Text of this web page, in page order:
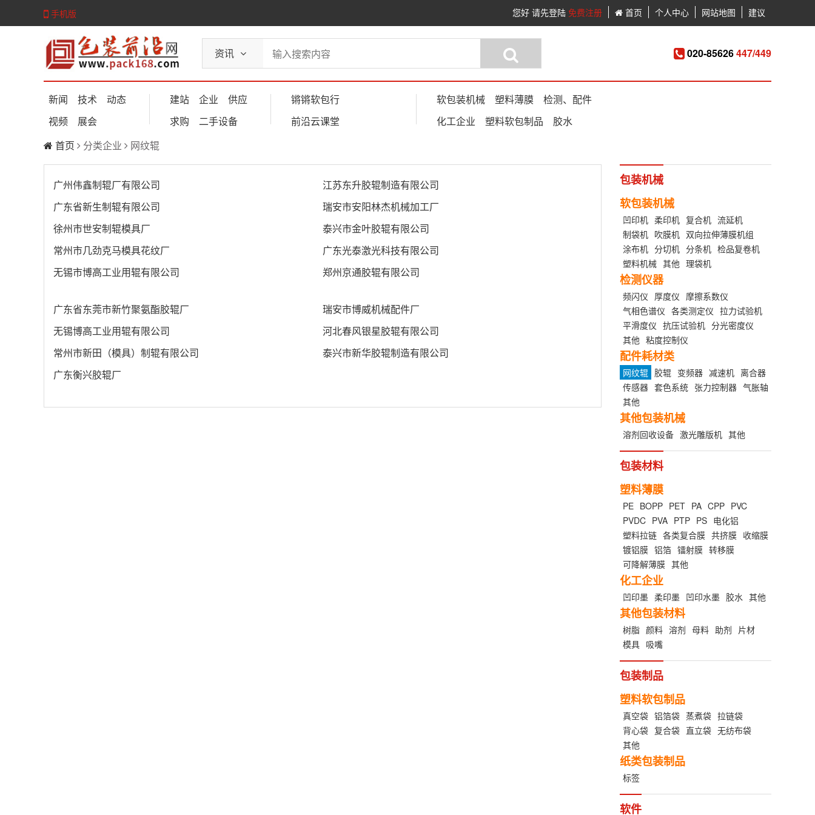
手机版 您好 请先登陆 免费注册 首页 个人中心 网站地图 建议
资讯 020-85626447/449
新闻 技术
动态
视频
展会
建站 企业
供应
求购
二手设备
锵锵软包行
前沿云课堂
软包装机械 塑料薄膜
检测、配件
化工企业
塑料软包制品
胶水
首页
分类企业 网纹辊
广州伟鑫制辊厂有限公司
江苏东升胶辊制造有限公司
广东省新生制辊有限公司
瑞安市安阳林杰机械加工厂
徐州市世安制辊模具厂
泰兴市金叶胶辊有限公司
常州市几劲克马模具花纹厂
广东光泰激光科技有限公司
无锡市博高工业用辊有限公司
郑州京通胶辊有限公司
广东省东莞市新竹聚氨酯胶辊厂
瑞安市博威机械配件厂
无锡博高工业用辊有限公司
河北春风银星胶辊有限公司
常州市新田（模具）制辊有限公司
泰兴市新华胶辊制造有限公司
广东衡兴胶辊厂
包装机械
软包装机械
凹印机 柔印机 复合机 流延机
制袋机 吹膜机 双向拉伸薄膜机组
涂布机 分切机 分条机 检品复卷机
塑料机械 其他 理袋机
检测仪器
频闪仪 厚度仪 摩擦系数仪
气相色谱仪 各类测定仪 拉力试验机
平滑度仪 抗压试验机 分光密度仪
其他 粘度控制仪
配件耗材类
网纹辊 胶辊 变频器 减速机 离合器
传感器 套色系统 张力控制器 气胀轴
其他
其他包装机械
溶剂回收设备 激光雕版机 其他
包装材料
塑料薄膜
PE BOPP PET PA CPP PVC
PVDC PVA PTP PS 电化铝
塑料拉链 各类复合膜 共挤膜 收缩膜
镀铝膜 铝箔 镭射膜 转移膜
可降解薄膜 其他
化工企业
凹印墨 柔印墨 凹印水墨 胶水 其他
其他包装材料
树脂 颜料 溶剂 母料 助剂 片材
模具 吸嘴
包装制品
塑料软包制品
真空袋 铝箔袋 蒸煮袋 拉链袋
背心袋 复合袋 直立袋 无纺布袋
其他
纸类包装制品
标签
软件